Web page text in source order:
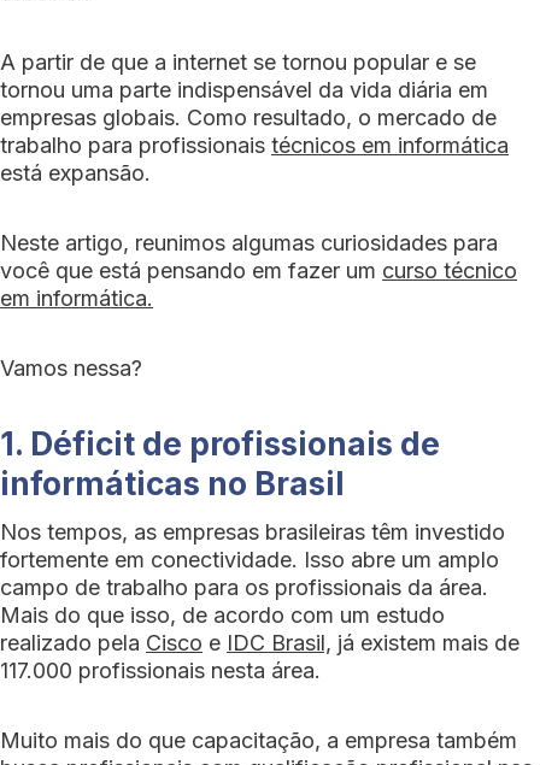
A partir de que a internet se tornou popular e se
tornou uma parte indispensável da vida diária em
empresas globais. Como resultado, o mercado de
trabalho para profissionais técnicos em informática
está expansão.
Neste artigo, reunimos algumas curiosidades para
você que está pensando em fazer um curso técnico
em informática.
Vamos nessa?
1. Déficit de profissionais de
informáticas no Brasil
Nos tempos, as empresas brasileiras têm investido
fortemente em conectividade. Isso abre um amplo
campo de trabalho para os profissionais da área.
Mais do que isso, de acordo com um estudo
realizado pela Cisco e IDC Brasil, já existem mais de
117.000 profissionais nesta área.
Muito mais do que capacitação, a empresa também